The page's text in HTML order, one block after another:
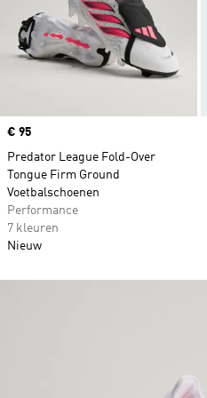
Price
€ 95
Predator League Fold-Over
Tongue Firm Ground
Voetbalschoenen
Performance
7 kleuren
Nieuw